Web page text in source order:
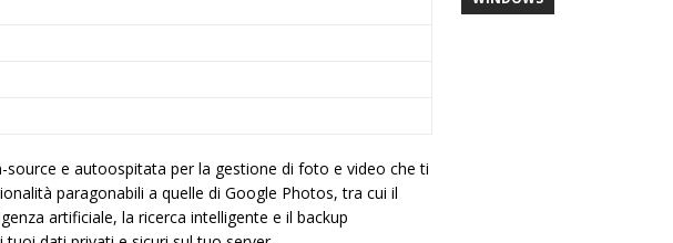
source e autoospitata per la gestione di foto e video che ti
paragonabili a quelle di Google Photos, tra cui il
artificiale, la ricerca intelligente e il backup